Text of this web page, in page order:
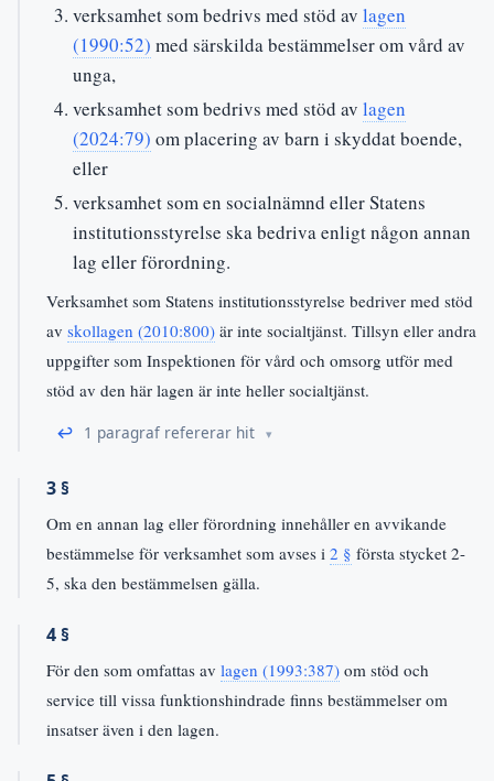
verksamhet som bedrivs med stöd av lagen
(1990:52) med särskilda bestämmelser om vård av
unga,
verksamhet som bedrivs med stöd av lagen
(2024:79) om placering av barn i skyddat boende,
eller
verksamhet som en socialnämnd eller Statens
institutionsstyrelse ska bedriva enligt någon annan
lag eller förordning.
Verksamhet som Statens institutionsstyrelse bedriver med stöd
av skollagen (2010:800) är inte socialtjänst. Tillsyn eller andra
uppgifter som Inspektionen för vård och omsorg utför med
stöd av den här lagen är inte heller socialtjänst.
↩ 1 paragraf refererar hit
3 §
Om en annan lag eller förordning innehåller en avvikande
bestämmelse för verksamhet som avses i 2 § första stycket 2-
5, ska den bestämmelsen gälla.
4 §
För den som omfattas av lagen (1993:387) om stöd och
service till vissa funktionshindrade finns bestämmelser om
insatser även i den lagen.